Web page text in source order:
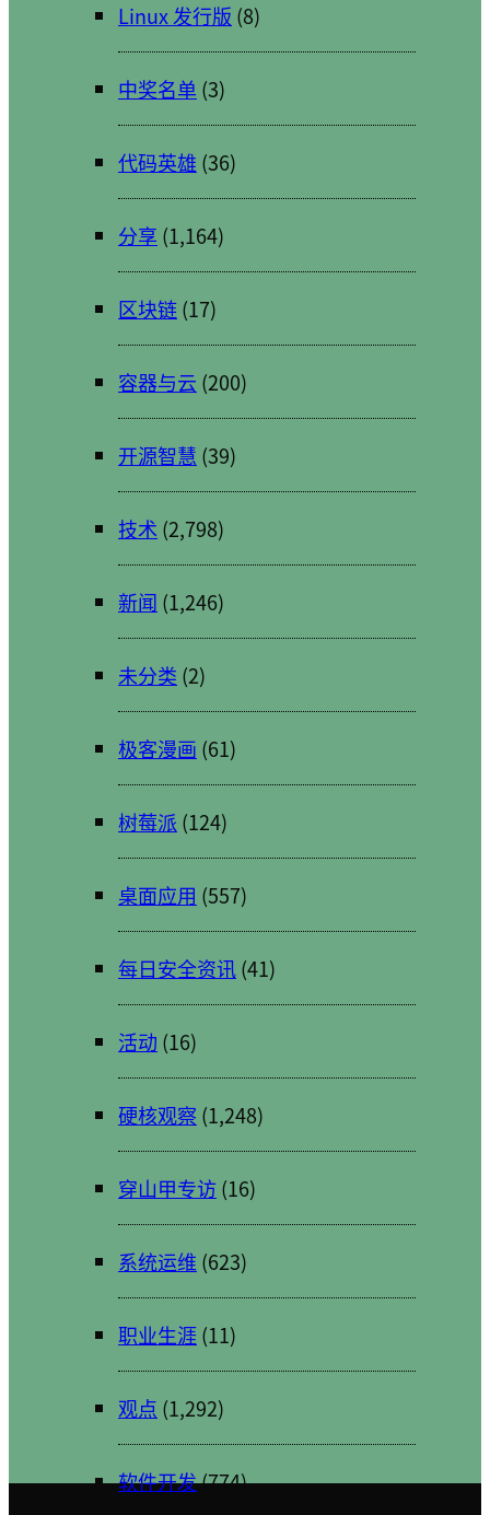
Linux 发行版 (8)
中奖名单 (3)
代码英雄 (36)
分享 (1,164)
区块链(17)
容器与云 (200)
开源智慧 (39)
技术 (2,798)
新闻 (1,246)
未分类 (2)
极客漫画 (61)
树莓派 (124)
桌面应用 (557)
每日安全资讯(41)
活动 (16)
硬核观察 (1,248)
穿山甲专访(16)
系统运维 (623)
职业生涯(11)
观点 (1,292)
软件开发(774)